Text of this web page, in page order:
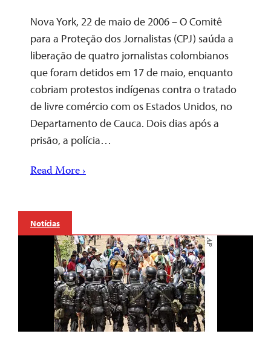
Nova York, 22 de maio de 2006 – O Comitê
para a Proteção dos Jornalistas (CPJ) saúda a
liberação de quatro jornalistas colombianos
que foram detidos em 17 de maio, enquanto
cobriam protestos indígenas contra o tratado
de livre comércio com os Estados Unidos, no
Departamento de Cauca. Dois dias após a
prisão, a polícia…
Read More ›
Notícias